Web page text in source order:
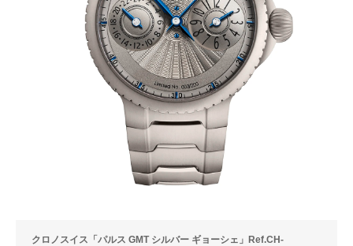
クロノスイス「パルス GMT シルバー ギョーシェ」Ref.CH-